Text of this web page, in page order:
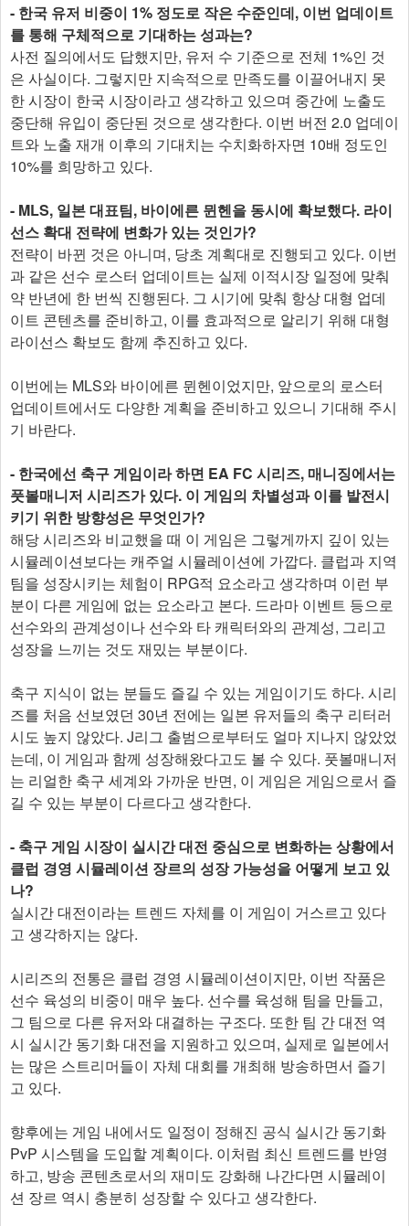
- 한국 유저 비중이 1% 정도로 작은 수준인데, 이번 업데이트
를 통해 구체적으로 기대하는 성과는?
사전 질의에서도 답했지만, 유저 수 기준으로 전체 1%인 것
은 사실이다. 그렇지만 지속적으로 만족도를 이끌어내지 못
한 시장이 한국 시장이라고 생각하고 있으며 중간에 노출도
중단해 유입이 중단된 것으로 생각한다. 이번 버전 2.0 업데이
트와 노출 재개 이후의 기대치는 수치화하자면 10배 정도인
10%를 희망하고 있다.
- MLS, 일본 대표팀, 바이에른 뮌헨을 동시에 확보했다. 라이
선스 확대 전략에 변화가 있는 것인가?
전략이 바뀐 것은 아니며, 당초 계획대로 진행되고 있다. 이번
과 같은 선수 로스터 업데이트는 실제 이적시장 일정에 맞춰
약 반년에 한 번씩 진행된다. 그 시기에 맞춰 항상 대형 업데
이트 콘텐츠를 준비하고, 이를 효과적으로 알리기 위해 대형
라이선스 확보도 함께 추진하고 있다.
이번에는 MLS와 바이에른 뮌헨이었지만, 앞으로의 로스터
업데이트에서도 다양한 계획을 준비하고 있으니 기대해 주시
기 바란다.
- 한국에선 축구 게임이라 하면 EA FC 시리즈, 매니징에서는
풋볼매니저 시리즈가 있다. 이 게임의 차별성과 이를 발전시
키기 위한 방향성은 무엇인가?
해당 시리즈와 비교했을 때 이 게임은 그렇게까지 깊이 있는
시뮬레이션보다는 캐주얼 시뮬레이션에 가깝다. 클럽과 지역
팀을 성장시키는 체험이 RPG적 요소라고 생각하며 이런 부
분이 다른 게임에 없는 요소라고 본다. 드라마 이벤트 등으로
선수와의 관계성이나 선수와 타 캐릭터와의 관계성, 그리고
성장을 느끼는 것도 재밌는 부분이다.
축구 지식이 없는 분들도 즐길 수 있는 게임이기도 하다. 시리
즈를 처음 선보였던 30년 전에는 일본 유저들의 축구 리터러
시도 높지 않았다. J리그 출범으로부터도 얼마 지나지 않았었
는데, 이 게임과 함께 성장해왔다고도 볼 수 있다. 풋볼매니저
는 리얼한 축구 세계와 가까운 반면, 이 게임은 게임으로서 즐
길 수 있는 부분이 다르다고 생각한다.
- 축구 게임 시장이 실시간 대전 중심으로 변화하는 상황에서
클럽 경영 시뮬레이션 장르의 성장 가능성을 어떻게 보고 있
나?
실시간 대전이라는 트렌드 자체를 이 게임이 거스르고 있다
고 생각하지는 않다.
시리즈의 전통은 클럽 경영 시뮬레이션이지만, 이번 작품은
선수 육성의 비중이 매우 높다. 선수를 육성해 팀을 만들고,
그 팀으로 다른 유저와 대결하는 구조다. 또한 팀 간 대전 역
시 실시간 동기화 대전을 지원하고 있으며, 실제로 일본에서
는 많은 스트리머들이 자체 대회를 개최해 방송하면서 즐기
고 있다.
향후에는 게임 내에서도 일정이 정해진 공식 실시간 동기화
PvP 시스템을 도입할 계획이다. 이처럼 최신 트렌드를 반영
하고, 방송 콘텐츠로서의 재미도 강화해 나간다면 시뮬레이
션 장르 역시 충분히 성장할 수 있다고 생각한다.